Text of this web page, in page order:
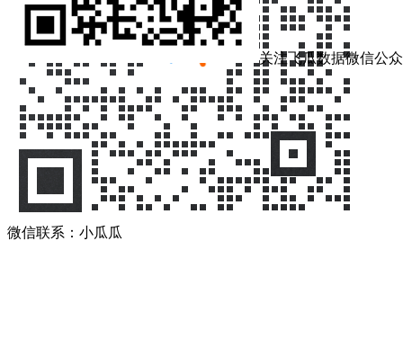
微信联系：小瓜瓜
关注飞瓜数据微信公